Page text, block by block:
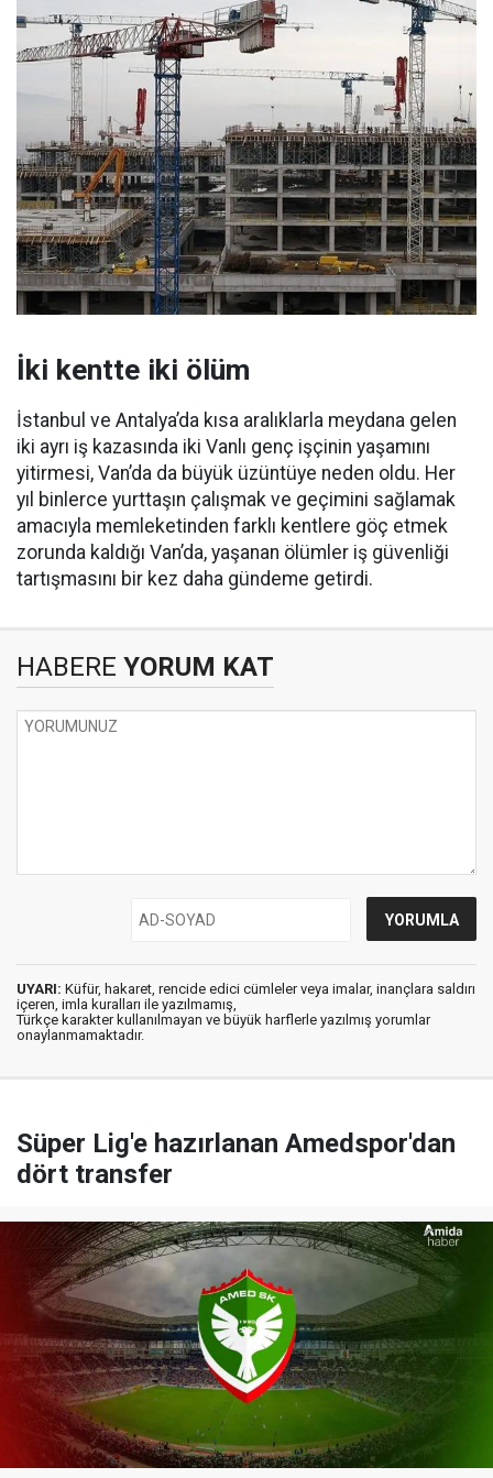
İki kentte iki ölüm
İstanbul ve Antalya’da kısa aralıklarla meydana gelen
iki ayrı iş kazasında iki Vanlı genç işçinin yaşamını
yitirmesi, Van’da da büyük üzüntüye neden oldu. Her
yıl binlerce yurttaşın çalışmak ve geçimini sağlamak
amacıyla memleketinden farklı kentlere göç etmek
zorunda kaldığı Van’da, yaşanan ölümler iş güvenliği
tartışmasını bir kez daha gündeme getirdi.
HABERE YORUM KAT
UYARI: Küfür, hakaret, rencide edici cümleler veya imalar, inançlara saldırı
içeren, imla kuralları ile yazılmamış,
Türkçe karakter kullanılmayan ve büyük harflerle yazılmış yorumlar
onaylanmamaktadır.
Süper Lig'e hazırlanan Amedspor'dan
dört transfer